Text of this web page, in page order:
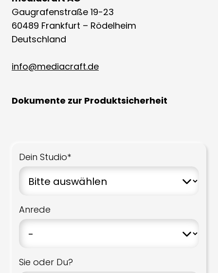
Gaugrafenstraße 19-23
60489 Frankfurt – Rödelheim
Deutschland
info@mediacraft.de
Dokumente zur Produktsicherheit
Dein Studio*
Anrede
Sie oder Du?